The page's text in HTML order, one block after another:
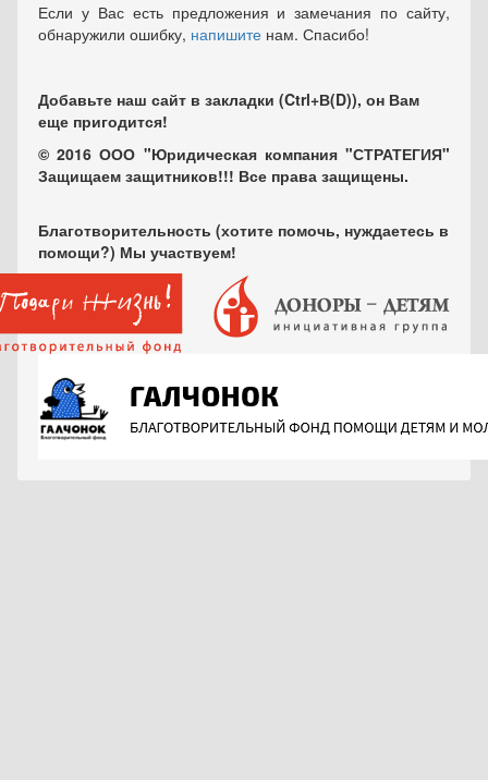
Если у Вас есть предложения и замечания по сайту,
обнаружили ошибку, напишите нам. Спасибо!
Добавьте наш сайт в закладки (Ctrl+В(D)), он Вам
еще пригодится!
© 2016 ООО "Юридическая компания "СТРАТЕГИЯ"
Защищаем защитников!!! Все права защищены.
Благотворительность (хотите помочь, нуждаетесь в
помощи?) Мы участвуем!